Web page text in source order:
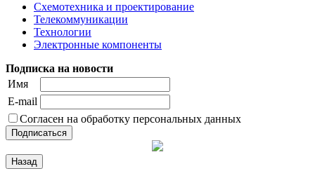
Схемотехника и проектирование
Телекоммуникации
Технологии
Электронные компоненты
Подписка на новости
Имя
E-mail
Согласен на обработку персональных данных